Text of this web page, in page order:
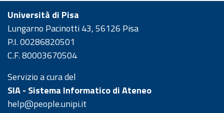
Università di Pisa
Lungarno Pacinotti 43, 56126 Pisa
P.I. 00286820501
C.F. 80003670504
Servizio a cura del
SIA - Sistema Informatico di Ateneo
help@people.unipi.it